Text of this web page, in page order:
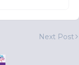
Next Post